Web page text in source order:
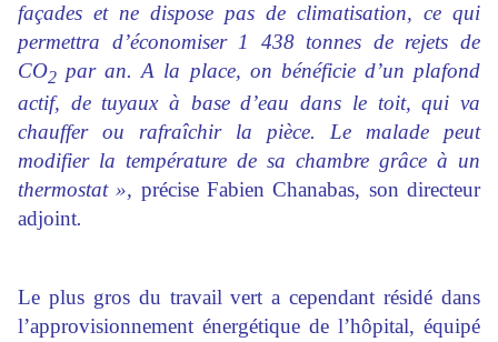
façades et ne dispose pas de climatisation, ce qui
permettra d’économiser 1 438 tonnes de rejets de
CO2 par an. A la place, on bénéficie d’un plafond
actif, de tuyaux à base d’eau dans le toit, qui va
chauffer ou rafraîchir la pièce. Le malade peut
modifier la température de sa chambre grâce à un
thermostat », précise Fabien Chanabas, son directeur
adjoint.
Le plus gros du travail vert a cependant résidé dans
l’approvisionnement énergétique de l’hôpital, équipé